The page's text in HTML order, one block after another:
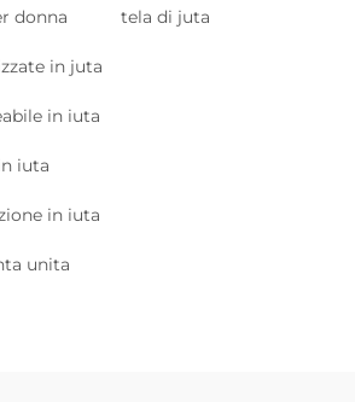
donna tela di juta
in juta
in iuta
iuta
in iuta
unita